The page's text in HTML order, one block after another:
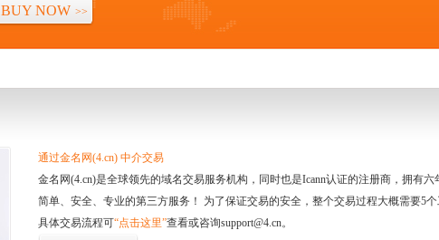
BUY NOW >>
通过金名网(4.cn) 中介交易
金名网(4.cn)是全球领先的域名交易服务机构，同时也是Icann认证的注册商，拥有
简单、安全、专业的第三方服务！ 为了保证交易的安全，整个交易过程大概需要5个
具体交易流程可“点击这里”查看或咨询support@4.cn。